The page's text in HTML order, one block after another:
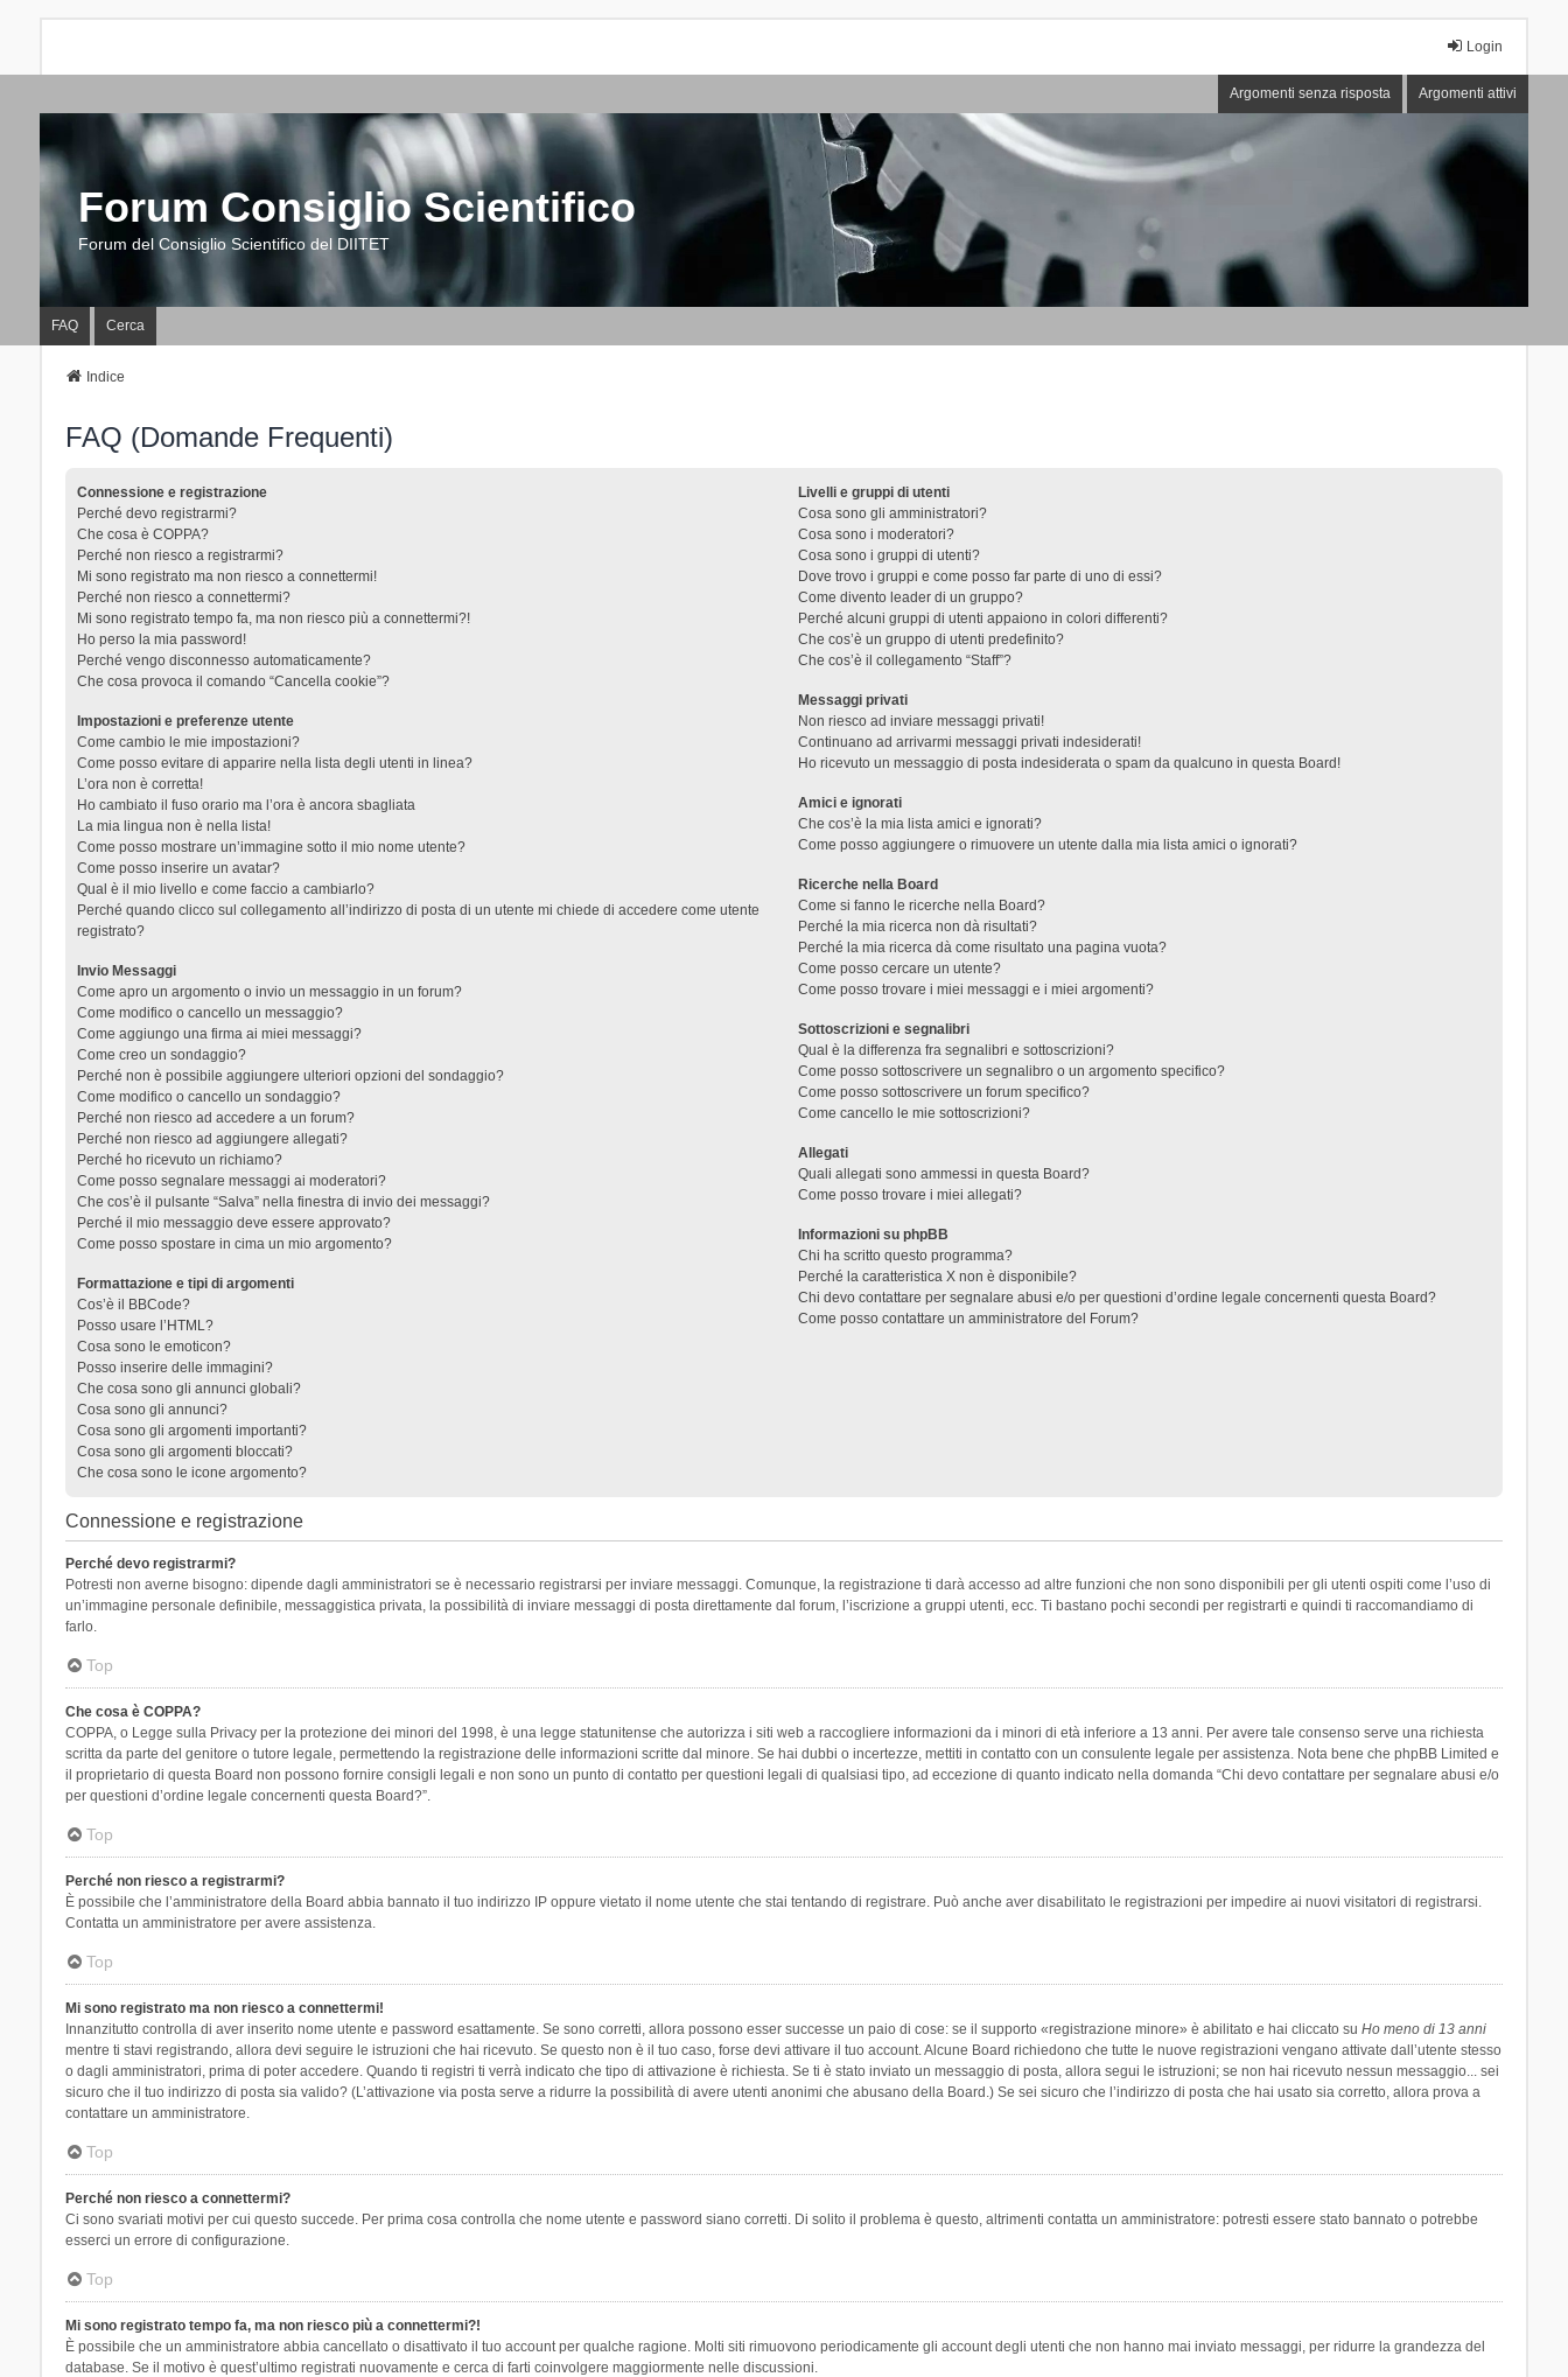
Login
Argomenti senza risposta Argomenti attivi
Forum Consiglio Scientifico
Forum del Consiglio Scientifico del DIITET
FAQ Cerca
Indice
FAQ (Domande Frequenti)
Connessione e registrazione
Perché devo registrarmi?
Che cosa è COPPA?
Perché non riesco a registrarmi?
Mi sono registrato ma non riesco a connettermi!
Perché non riesco a connettermi?
Mi sono registrato tempo fa, ma non riesco più a connettermi?!
Ho perso la mia password!
Perché vengo disconnesso automaticamente?
Che cosa provoca il comando “Cancella cookie”?
Impostazioni e preferenze utente
Come cambio le mie impostazioni?
Come posso evitare di apparire nella lista degli utenti in linea?
L’ora non è corretta!
Ho cambiato il fuso orario ma l’ora è ancora sbagliata
La mia lingua non è nella lista!
Come posso mostrare un’immagine sotto il mio nome utente?
Come posso inserire un avatar?
Qual è il mio livello e come faccio a cambiarlo?
Perché quando clicco sul collegamento all’indirizzo di posta di un utente mi chiede di accedere come utente
registrato?
Invio Messaggi
Come apro un argomento o invio un messaggio in un forum?
Come modifico o cancello un messaggio?
Come aggiungo una firma ai miei messaggi?
Come creo un sondaggio?
Perché non è possibile aggiungere ulteriori opzioni del sondaggio?
Come modifico o cancello un sondaggio?
Perché non riesco ad accedere a un forum?
Perché non riesco ad aggiungere allegati?
Perché ho ricevuto un richiamo?
Come posso segnalare messaggi ai moderatori?
Che cos’è il pulsante “Salva” nella finestra di invio dei messaggi?
Perché il mio messaggio deve essere approvato?
Come posso spostare in cima un mio argomento?
Formattazione e tipi di argomenti
Cos’è il BBCode?
Posso usare l’HTML?
Cosa sono le emoticon?
Posso inserire delle immagini?
Che cosa sono gli annunci globali?
Cosa sono gli annunci?
Cosa sono gli argomenti importanti?
Cosa sono gli argomenti bloccati?
Che cosa sono le icone argomento?
Livelli e gruppi di utenti
Cosa sono gli amministratori?
Cosa sono i moderatori?
Cosa sono i gruppi di utenti?
Dove trovo i gruppi e come posso far parte di uno di essi?
Come divento leader di un gruppo?
Perché alcuni gruppi di utenti appaiono in colori differenti?
Che cos’è un gruppo di utenti predefinito?
Che cos’è il collegamento “Staff”?
Messaggi privati
Non riesco ad inviare messaggi privati!
Continuano ad arrivarmi messaggi privati indesiderati!
Ho ricevuto un messaggio di posta indesiderata o spam da qualcuno in questa Board!
Amici e ignorati
Che cos’è la mia lista amici e ignorati?
Come posso aggiungere o rimuovere un utente dalla mia lista amici o ignorati?
Ricerche nella Board
Come si fanno le ricerche nella Board?
Perché la mia ricerca non dà risultati?
Perché la mia ricerca dà come risultato una pagina vuota?
Come posso cercare un utente?
Come posso trovare i miei messaggi e i miei argomenti?
Sottoscrizioni e segnalibri
Qual è la differenza fra segnalibri e sottoscrizioni?
Come posso sottoscrivere un segnalibro o un argomento specifico?
Come posso sottoscrivere un forum specifico?
Come cancello le mie sottoscrizioni?
Allegati
Quali allegati sono ammessi in questa Board?
Come posso trovare i miei allegati?
Informazioni su phpBB
Chi ha scritto questo programma?
Perché la caratteristica X non è disponibile?
Chi devo contattare per segnalare abusi e/o per questioni d’ordine legale concernenti questa Board?
Come posso contattare un amministratore del Forum?
Connessione e registrazione
Perché devo registrarmi?
Potresti non averne bisogno: dipende dagli amministratori se è necessario registrarsi per inviare messaggi. Comunque, la registrazione ti darà accesso ad altre funzioni che non sono disponibili per gli utenti ospiti come l’uso di
un’immagine personale definibile, messaggistica privata, la possibilità di inviare messaggi di posta direttamente dal forum, l’iscrizione a gruppi utenti, ecc. Ti bastano pochi secondi per registrarti e quindi ti raccomandiamo di
farlo.
Top
Che cosa è COPPA?
COPPA, o Legge sulla Privacy per la protezione dei minori del 1998, è una legge statunitense che autorizza i siti web a raccogliere informazioni da i minori di età inferiore a 13 anni. Per avere tale consenso serve una richiesta
scritta da parte del genitore o tutore legale, permettendo la registrazione delle informazioni scritte dal minore. Se hai dubbi o incertezze, mettiti in contatto con un consulente legale per assistenza. Nota bene che phpBB Limited e
il proprietario di questa Board non possono fornire consigli legali e non sono un punto di contatto per questioni legali di qualsiasi tipo, ad eccezione di quanto indicato nella domanda “Chi devo contattare per segnalare abusi e/o
per questioni d’ordine legale concernenti questa Board?”.
Top
Perché non riesco a registrarmi?
È possibile che l’amministratore della Board abbia bannato il tuo indirizzo IP oppure vietato il nome utente che stai tentando di registrare. Può anche aver disabilitato le registrazioni per impedire ai nuovi visitatori di registrarsi.
Contatta un amministratore per avere assistenza.
Top
Mi sono registrato ma non riesco a connettermi!
Innanzitutto controlla di aver inserito nome utente e password esattamente. Se sono corretti, allora possono esser successe un paio di cose: se il supporto «registrazione minore» è abilitato e hai cliccato su Ho meno di 13 anni
mentre ti stavi registrando, allora devi seguire le istruzioni che hai ricevuto. Se questo non è il tuo caso, forse devi attivare il tuo account. Alcune Board richiedono che tutte le nuove registrazioni vengano attivate dall’utente stesso
o dagli amministratori, prima di poter accedere. Quando ti registri ti verrà indicato che tipo di attivazione è richiesta. Se ti è stato inviato un messaggio di posta, allora segui le istruzioni; se non hai ricevuto nessun messaggio... sei
sicuro che il tuo indirizzo di posta sia valido? (L’attivazione via posta serve a ridurre la possibilità di avere utenti anonimi che abusano della Board.) Se sei sicuro che l’indirizzo di posta che hai usato sia corretto, allora prova a
contattare un amministratore.
Top
Perché non riesco a connettermi?
Ci sono svariati motivi per cui questo succede. Per prima cosa controlla che nome utente e password siano corretti. Di solito il problema è questo, altrimenti contatta un amministratore: potresti essere stato bannato o potrebbe
esserci un errore di configurazione.
Top
Mi sono registrato tempo fa, ma non riesco più a connettermi?!
È possibile che un amministratore abbia cancellato o disattivato il tuo account per qualche ragione. Molti siti rimuovono periodicamente gli account degli utenti che non hanno mai inviato messaggi, per ridurre la grandezza del
database. Se il motivo è quest’ultimo registrati nuovamente e cerca di farti coinvolgere maggiormente nelle discussioni.